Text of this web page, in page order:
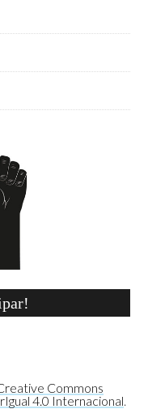
Commons
4.0 Internacional.